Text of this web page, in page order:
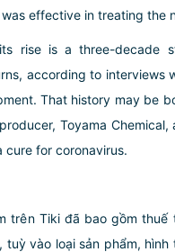
effective in treating the
rise is a three-decade
according to interviews
That history may be
Toyama Chemical,
cure for coronavirus.
trên Tiki đã bao gồm thuế
tuỳ vào loại sản phẩm,